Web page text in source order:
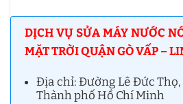
DỊCH VỤ SỬA MÁY NƯỚC
MẶT TRỜI QUẬN GÒ VẤP –
Địa chỉ: Đường Lê Đức Thọ,
Thành phố Hồ Chí Minh